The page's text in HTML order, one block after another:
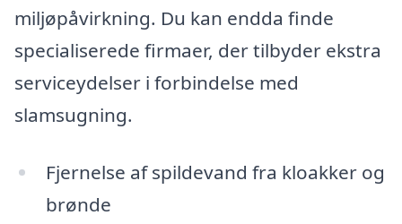
miljøpåvirkning. Du kan endda finde
specialiserede firmaer, der tilbyder ekstra
serviceydelser i forbindelse med
slamsugning.
Fjernelse af spildevand fra kloakker og
brønde